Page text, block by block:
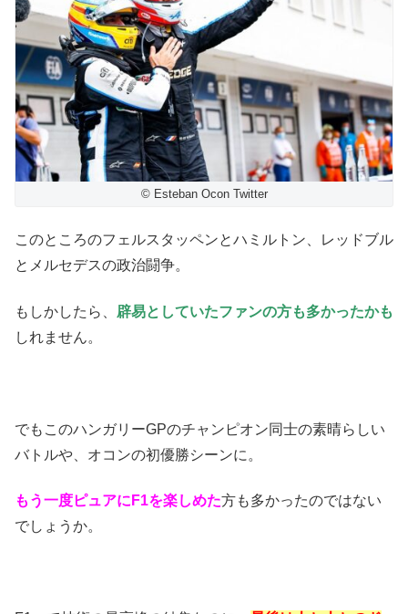
© Esteban Ocon Twitter
このところのフェルスタッペンとハミルトン、レッドブル
とメルセデスの政治闘争。
もしかしたら、 辟易としていたファンの方も多かったかも
しれません。
でもこのハンガリーGPのチャンピオン同士の素晴らしい
バトルや、オコンの初優勝シーンに。
もう一度ピュアにF1を楽しめた方も多かったのではない
でしょうか。